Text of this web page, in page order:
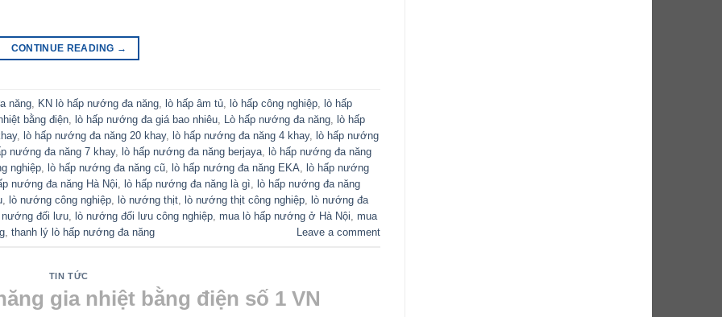
CONTINUE READING →
năng KN lò hấp nướng đa năng lò hấp âm tủ lò hấp công nghiệp lò hấp
bằng điện lò hấp nướng đa giá bao nhiêu Lò hấp nướng đa năng lò hấp
, lò hấp nướng đa năng 20 khay, lò hấp nướng đa năng 4 khay, lò hấp nướng
nướng đa năng 7 khay, lò hấp nướng đa năng berjaya lò hấp nướng đa năng
nghiệp lò hấp nướng đa năng cũ lò hấp nướng đa năng EKA lò hấp nướng
nướng đa năng Hà Nội lò hấp nướng đa năng là gì lò hấp nướng đa năng
lò nướng công nghiệp lò nướng thịt lò nướng thịt công nghiệp lò nướng đa
nướng đối lưu lò nướng đối lưu công nghiệp mua lò hấp nướng ở Hà Nội mua
thanh lý lò hấp nướng đa năng Leave a comment
TIN TỨC
gia nhiệt bằng điện số 1 VN